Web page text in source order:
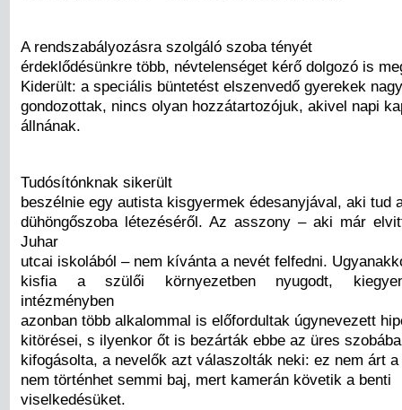
A rendszabályozásra szolgáló szoba tényét
érdeklődésünkre több, névtelenséget kérő dolgozó is
Kiderült: a speciális büntetést elszenvedő gyerekek
gondozottak, nincs olyan hozzátartozójuk, akivel napi
állnának.
Tudósítónknak sikerült
beszélnie egy autista kisgyermek édesanyjával, aki tud
dühöngőszoba létezéséről. Az asszony – aki már
Juhar
utcai iskolából – nem kívánta a nevét felfedni.
kisfia a szülői környezetben nyugodt,
intézményben
azonban több alkalommal is előfordultak úgynevezett
kitörései, s ilyenkor őt is bezárták ebbe az üres
kifogásolta, a nevelők azt válaszolták neki: ez nem árt
nem történhet semmi baj, mert kamerán követik a benti
viselkedésüket.